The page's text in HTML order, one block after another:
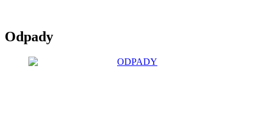
Odpady